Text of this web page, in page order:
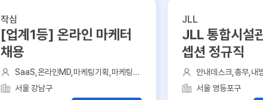
작심
[업계1등] 온라인 마케터
채용
SaaS,온라인MD,마케팅기획,마케팅전
략,콘텐츠기획
서울 강남구
JLL
JLL 통합시설
셉션 정규직
안내데스크,총무,내
어지),임대컨설팅
서울 영등포구